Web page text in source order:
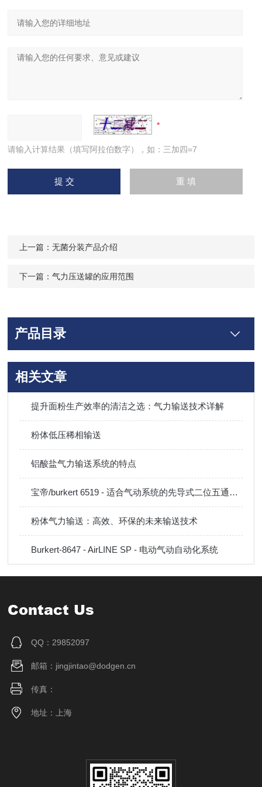
请输入计算结果（填写阿拉伯数字），如：三加四=7
上一篇：无菌分装产品介绍
下一篇：气力压送罐的应用范围
产品目录
相关文章
提升面粉生产效率的清洁之选：气力输送技术详解
粉体低压稀相输送
铝酸盐气力输送系统的特点
宝帝/burkert 6519 - 适合气动系统的先导式二位五通和二位三通电磁阀
粉体气力输送：高效、环保的未来输送技术
Burkert-8647 - AirLINE SP - 电动气动自动化系统
Contact Us
QQ：29852097
邮箱：jingjintao@dodgen.cn
传真：
地址：上海